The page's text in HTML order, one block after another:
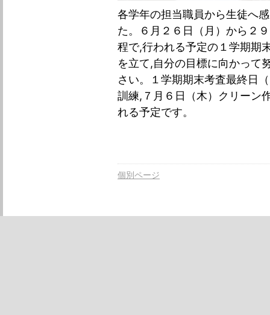
各学年の担当職員から生徒へ
た。６月２６日（月）から２
程で,行われる予定の１学期期
を立て,自分の目標に向かって
さい。１学期期末考査最終日
訓練,７月６日（木）クリーン
れる予定です。
個別ページ